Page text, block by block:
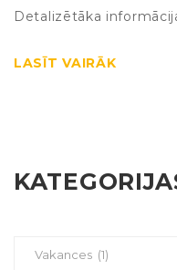
Detalizētāka
LASĪT VAIRĀK